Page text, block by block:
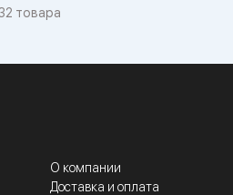
товара
О компании
Доставка и оплата